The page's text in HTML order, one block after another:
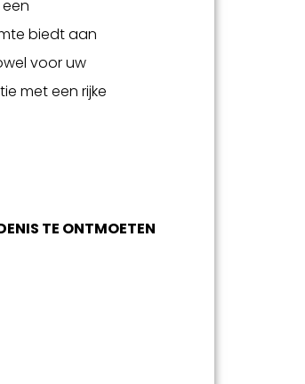
biedt aan
voor uw
met een rijke
TE ONTMOETEN